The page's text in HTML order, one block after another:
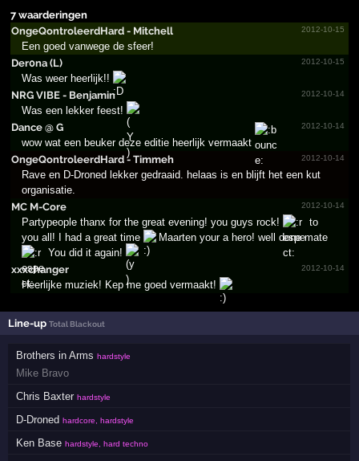
7 waarderingen
OngeQo­ntrole­erdHar­d - Mitchell
2012-10-15
Een goed vanwege de sfeer!
Der0na (L)
2012-10-15
Was weer heerlijk!!
NRG VIBE - Benjamin
2012-10-14
Was een lekker feest!
Dance @ G
2012-10-14
wow wat een beuker deze editie heerlijk vermaakt
OngeQo­ntrole­erdHar­d - Timmeh
2012-10-14
Rave en D-Droned lekker gedraaid. helaas is en blijft het een kut
organisatie.
MC M-Core
2012-10-14
Partypeople thanx for the great evening! you guys rock!
to
you all! I had a great time
Maarten your a hero! well done mate
You did it again!
xxxchanger
2012-10-14
Heerlijke muziek! Kep me goed vermaakt!
Line-upTotal Blackout
Brothers in Arms hardstyle
Mike Bravo
Chris Baxter hardstyle
D-Droned hardcore, hardstyle
Ken Base hardstyle, hard techno